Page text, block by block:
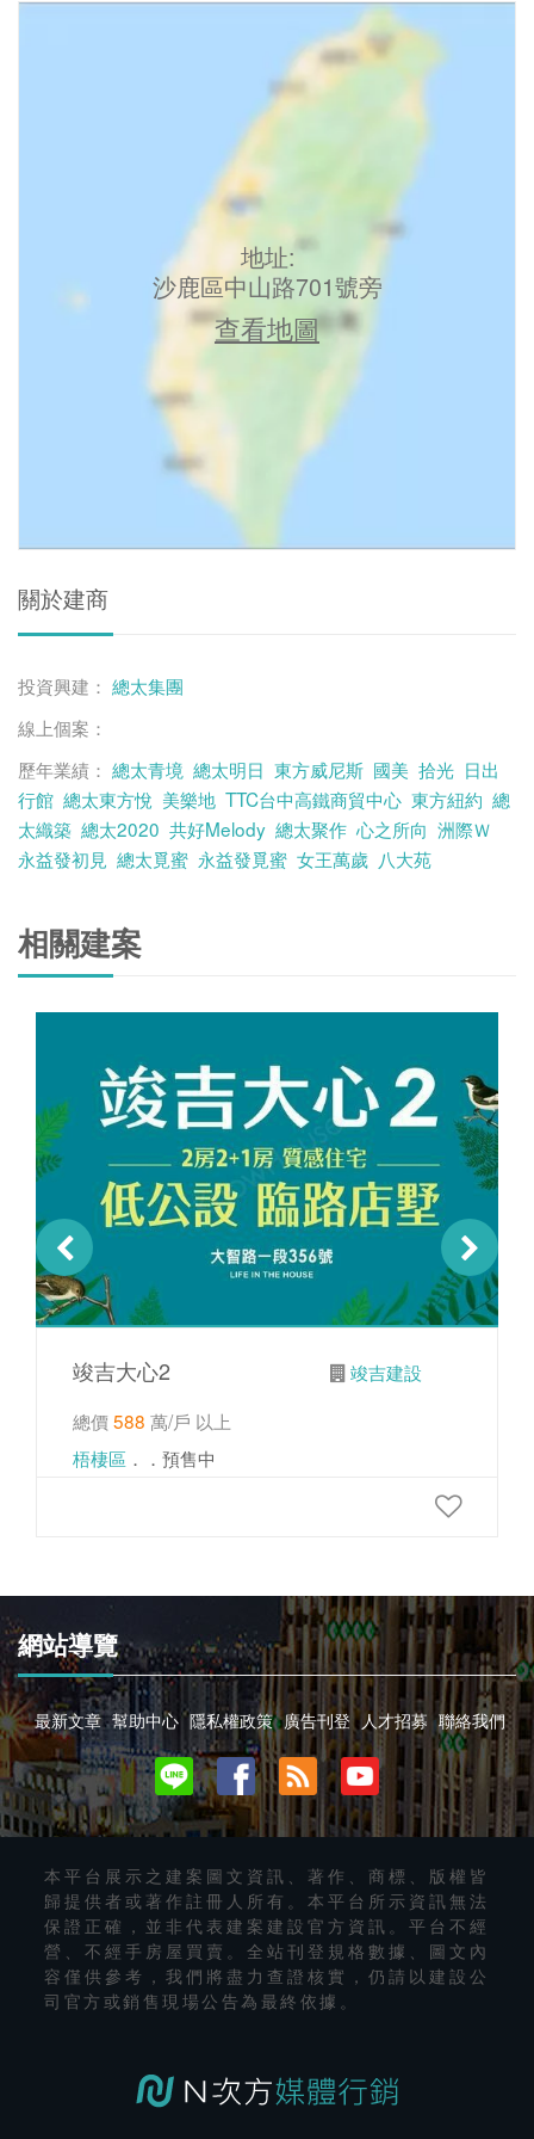
地址:
沙鹿區中山路701號旁
查看地圖
關於建商
投資興建： 總太集團
線上個案：
歷年業績： 總太青境 總太明日 東方威尼斯 國美 拾光 日出
行館 總太東方悅 美樂地 TTC台中高鐵商貿中心 東方紐約 總
太織築 總太2020 共好Melody 總太聚作 心之所向 洲際Ｗ
永益發初見 總太覓蜜 永益發覓蜜 女王萬歲 八大苑
相關建案
竣吉大心2
竣吉建設
總價588 萬/戶 以上
梧棲區 ．．預售中
網站導覽
最新文章 幫助中心 隱私權政策 廣告刊登 人才招募 聯絡我們
本平台展示之建案圖文資訊、著作、商標、版權皆
歸提供者或著作註冊人所有。本平台所示資訊無法
保證正確，並非代表建案建設官方資訊。平台不經
營、不經手房屋買賣。全站刊登規格數據、圖文內
容僅供參考，我們將盡力查證核實，仍請以建設公
司官方或銷售現場公告為最終依據。